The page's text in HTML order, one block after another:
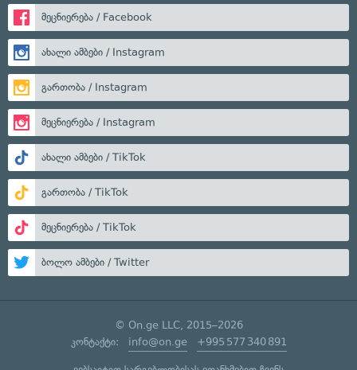
მეცნიერება / Facebook
ახალი ამბები / Instagram
გართობა / Instagram
მეცნიერება / Instagram
ახალი ამბები / TikTok
გართობა / TikTok
მეცნიერება / TikTok
ბოლო ამბები / Twitter
© On.ge LLC, 2015–2026
კონტაქტი: info@on.ge +995 577 340 891